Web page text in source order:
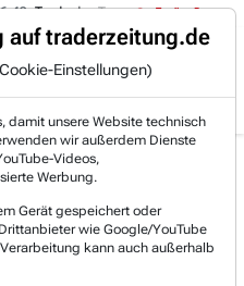
Trading-Room
Trade des Tages 06.08.
gratis Artikel lesen.
Jetzt anmelden!
News
nach Diab...
auf traderzeitung.de
Einstellungen)
damit unsere Website technisch
wir außerdem Dienste
Videos,
Werbung.
Gerät gespeichert oder
wie Google/YouTube
kann auch außerhalb